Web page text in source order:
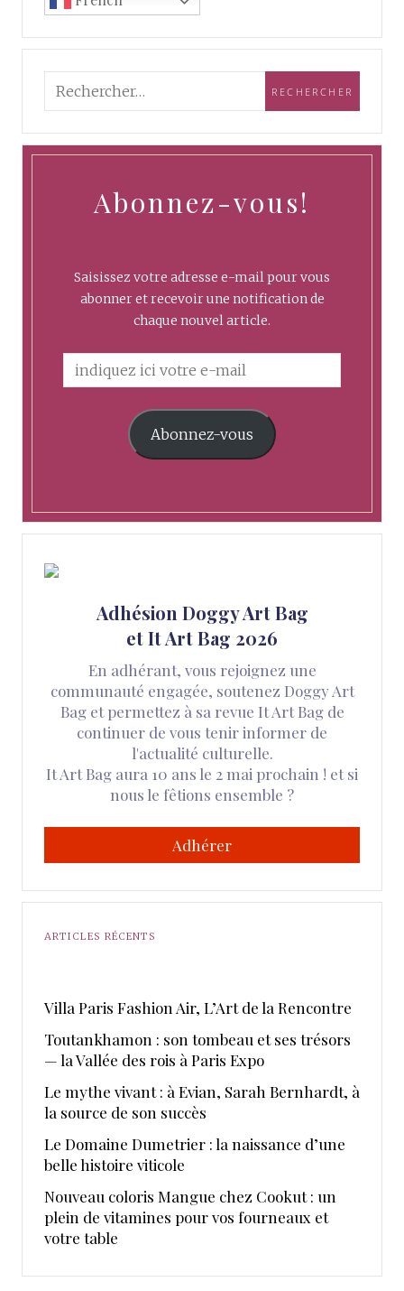
Abonnez-vous!
Saisissez votre adresse e-mail pour vous
abonner et recevoir une notification de
chaque nouvel article.
Abonnez-vous
Adhésion Doggy Art Bag
et It Art Bag 2026
En adhérant, vous rejoignez une
communauté engagée, soutenez Doggy Art
Bag et permettez à sa revue It Art Bag de
continuer de vous tenir informer de
l'actualité culturelle.
It Art Bag aura 10 ans le 2 mai prochain ! et si
nous le fêtions ensemble ?
Adhérer
ARTICLES RÉCENTS
​Villa Paris Fashion Air, ​L’Art de la Rencontre
Toutankhamon : son tombeau et ses trésors
— la Vallée des rois à Paris Expo
Le mythe vivant : à Evian, Sarah Bernhardt, à
la source de son succès
Le Domaine Dumetrier : la naissance d’une
belle histoire viticole
Nouveau coloris Mangue chez Cookut : un
plein de vitamines pour vos fourneaux et
votre table